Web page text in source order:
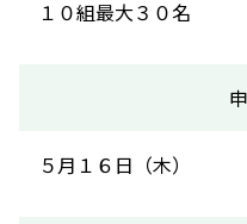
１０組最大３０名
５月１６日（木）